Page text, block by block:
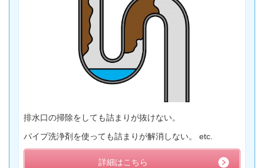
排水口の掃除をしても詰まりが抜けない。
パイプ洗浄剤を使っても詰まりが解消しない。 etc.
詳細はこちら